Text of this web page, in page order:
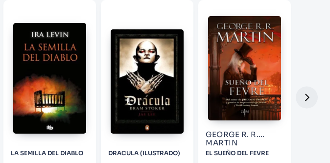
LA SEMILLA DEL DIABLO DRACULA (ILUSTRADO)
GEORGE R. R.
MARTIN
EL SUEÑO DEL FEVRE